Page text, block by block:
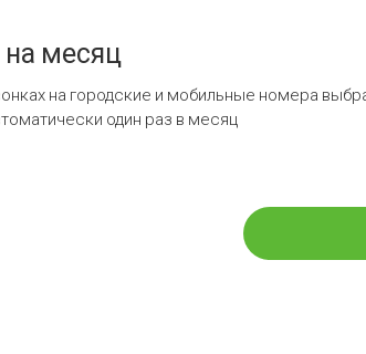
месяц
на городские и мобильные номера
один раз в месяц